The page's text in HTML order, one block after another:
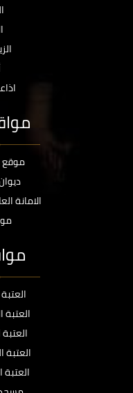
موقع
الامانة